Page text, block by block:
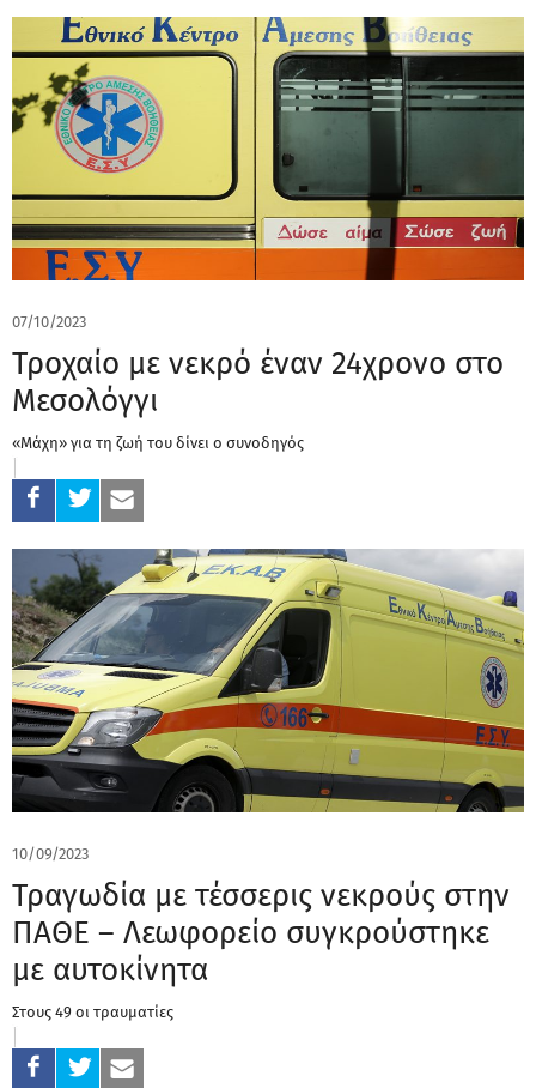
07/10/2023
Τροχαίο με νεκρό έναν 24χρονο στο
Μεσολόγγι
«Μάχη» για τη ζωή του δίνει ο συνοδηγός
10/09/2023
Τραγωδία με τέσσερις νεκρούς στην
ΠΑΘΕ – Λεωφορείο συγκρούστηκε
με αυτοκίνητα
Στους 49 οι τραυματίες